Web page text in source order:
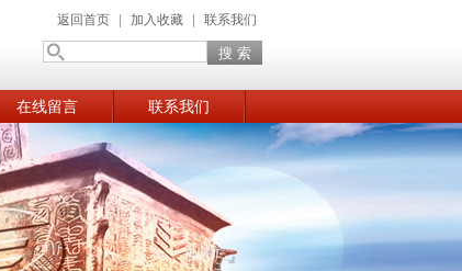
返回首页 加入收藏 联系我们
在线留言 联系我们